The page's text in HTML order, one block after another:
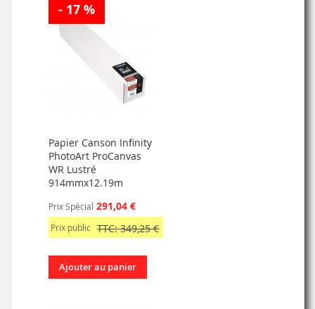
- 17 %
Papier Canson Infinity
PhotoArt ProCanvas
WR Lustré
914mmx12.19m
Prix Spécial 291,04 €
Prix public TTC: 349,25 €
Ajouter au panier